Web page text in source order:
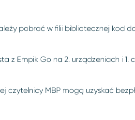
pobrać w filii bibliotecznej kod
z Empik Go na 2. urządzeniach i
czytelnicy MBP mogą uzyskać